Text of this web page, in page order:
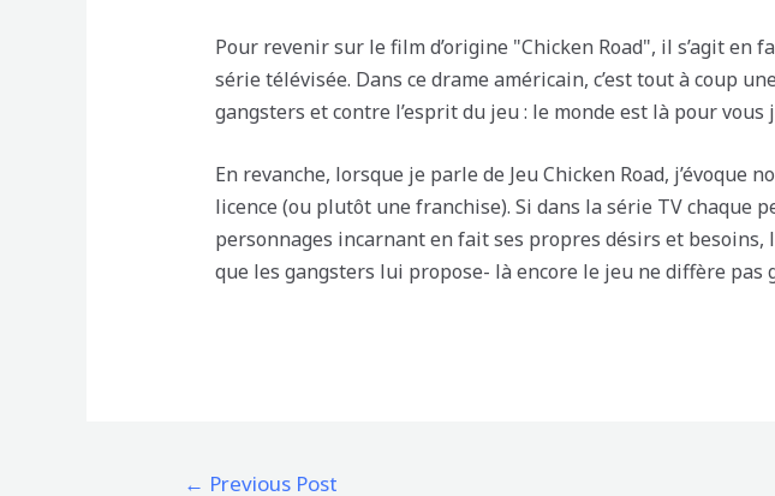
Pour revenir sur le film d’origine "Chicken Road", il s’agit
série télévisée. Dans ce drame américain, c’est tout à coup
gangsters et contre l’esprit du jeu : le monde est là pour
En revanche, lorsque je parle de Jeu Chicken Road,
licence (ou plutôt une franchise). Si dans la série TV chaque
personnages incarnant en fait ses propres désirs et
que les gangsters lui propose- là encore le jeu ne diffère pas
← Previous Post